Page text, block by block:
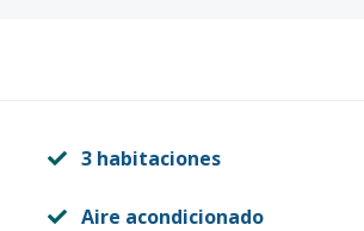
3 habitaciones
Aire acondicionado